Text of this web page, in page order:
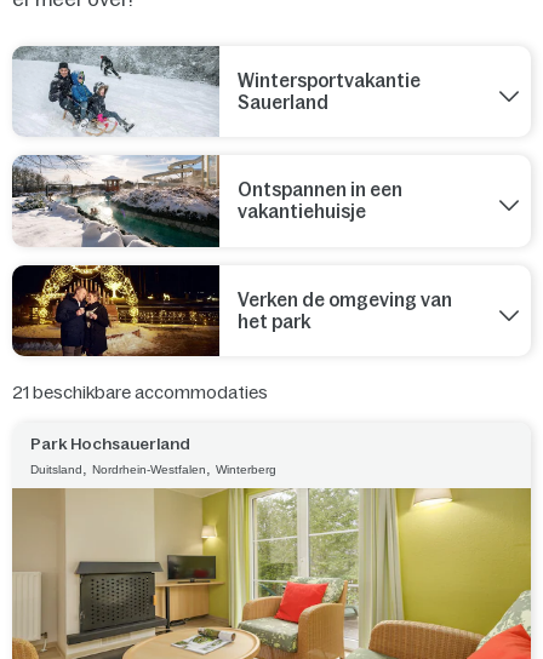
Wintersportvakantie
Sauerland
Ontspannen in een
vakantiehuisje
Verken de omgeving van
het park
21beschikbare accommodaties
Park Hochsauerland
Duitsland , Nordrhein-Westfalen, Winterberg